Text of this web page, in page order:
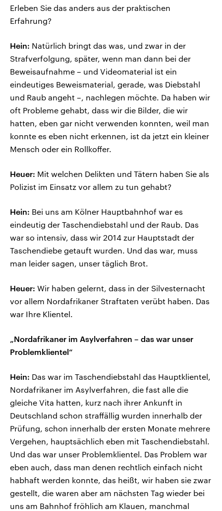
Erleben Sie das anders aus der praktischen
Erfahrung?
Hein: Natürlich bringt das was, und zwar in der
Strafverfolgung, später, wenn man dann bei der
Beweisaufnahme – und Videomaterial ist ein
eindeutiges Beweismaterial, gerade, was Diebstahl
und Raub angeht –, nachlegen möchte. Da haben wir
oft Probleme gehabt, dass wir die Bilder, die wir
hatten, eben gar nicht verwenden konnten, weil man
konnte es eben nicht erkennen, ist da jetzt ein kleiner
Mensch oder ein Rollkoffer.
Heuer: Mit welchen Delikten und Tätern haben Sie als
Polizist im Einsatz vor allem zu tun gehabt?
Hein: Bei uns am Kölner Hauptbahnhof war es
eindeutig der Taschendiebstahl und der Raub. Das
war so intensiv, dass wir 2014 zur Hauptstadt der
Taschendiebe getauft wurden. Und das war, muss
man leider sagen, unser täglich Brot.
Heuer: Wir haben gelernt, dass in der Silvesternacht
vor allem Nordafrikaner Straftaten verübt haben. Das
war Ihre Klientel.
„Nordafrikaner im Asylverfahren – das war unser
Problemklientel“
Hein: Das war im Taschendiebstahl das Hauptklientel,
Nordafrikaner im Asylverfahren, die fast alle die
gleiche Vita hatten, kurz nach ihrer Ankunft in
Deutschland schon straffällig wurden innerhalb der
Prüfung, schon innerhalb der ersten Monate mehrere
Vergehen, hauptsächlich eben mit Taschendiebstahl.
Und das war unser Problemklientel. Das Problem war
eben auch, dass man denen rechtlich einfach nicht
habhaft werden konnte, das heißt, wir haben sie zwar
gestellt, die waren aber am nächsten Tag wieder bei
uns am Bahnhof fröhlich am Klauen, manchmal